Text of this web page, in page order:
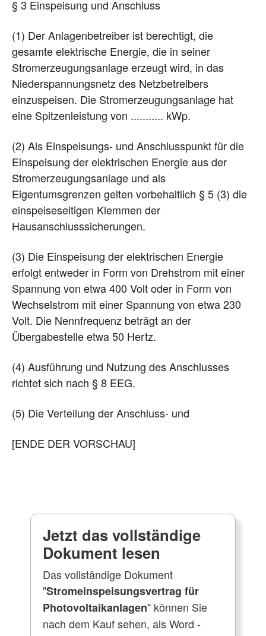
§ 3 Einspeisung und Anschluss
(1) Der Anlagenbetreiber ist berechtigt, die
gesamte elektrische Energie, die in seiner
Stromerzeugungsanlage erzeugt wird, in das
Niederspannungsnetz des Netzbetreibers
einzuspeisen. Die Stromerzeugungsanlage hat
eine Spitzenleistung von ........... kWp.
(2) Als Einspeisungs- und Anschlusspunkt für die
Einspeisung der elektrischen Energie aus der
Stromerzeugungsanlage und als
Eigentumsgrenzen gelten vorbehaltlich § 5 (3) die
einspeiseseitigen Klemmen der
Hausanschlusssicherungen.
(3) Die Einspeisung der elektrischen Energie
erfolgt entweder in Form von Drehstrom mit einer
Spannung von etwa 400 Volt oder in Form von
Wechselstrom mit einer Spannung von etwa 230
Volt. Die Nennfrequenz beträgt an der
Übergabestelle etwa 50 Hertz.
(4) Ausführung und Nutzung des Anschlusses
richtet sich nach § 8 EEG.
(5) Die Verteilung der Anschluss- und
[ENDE DER VORSCHAU]
Jetzt das vollständige
Dokument lesen
Das vollständige Dokument
"Stromeinspeisungsvertrag für
Photovoltaikanlagen" können Sie
nach dem Kauf sehen, als Word -